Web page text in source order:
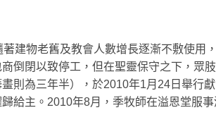
建物老舊及教會人數增長逐漸不敷使用
倒閉以致停工，但在聖靈保守之下，眾
則為三年半），於2010年1月24日舉行
給主。2010年8月，季牧師在溢恩堂服